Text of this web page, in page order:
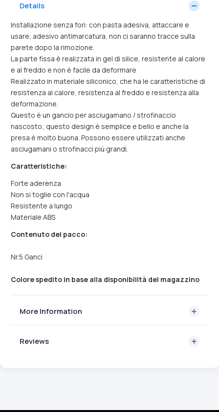
Details
Installazione senza fori: con pasta adesiva, attaccare e
usare, adesivo antimarcatura, non ci saranno tracce sulla
parete dopo la rimozione.
La parte fissa è realizzata in gel di silice, resistente al calore
e al freddo e non è facile da deformare
Realizzato in materiale siliconico, che ha le caratteristiche di
resistenza al calore, resistenza al freddo e resistenza alla
deformazione.
Questo è un gancio per asciugamano / strofinaccio
nascosto; questo design è semplice e bello e anche la
presa è molto buona. Possono essere utilizzati anche
asciugamani o strofinacci più grandi.
Caratteristiche:
Forte aderenza
Non si toglie con l'acqua
Resistente a lungo
Materiale ABS
Contenuto del pacco:
Nr.5 Ganci
Colore spedito in base alla disponibilità del magazzino
More Information
Reviews